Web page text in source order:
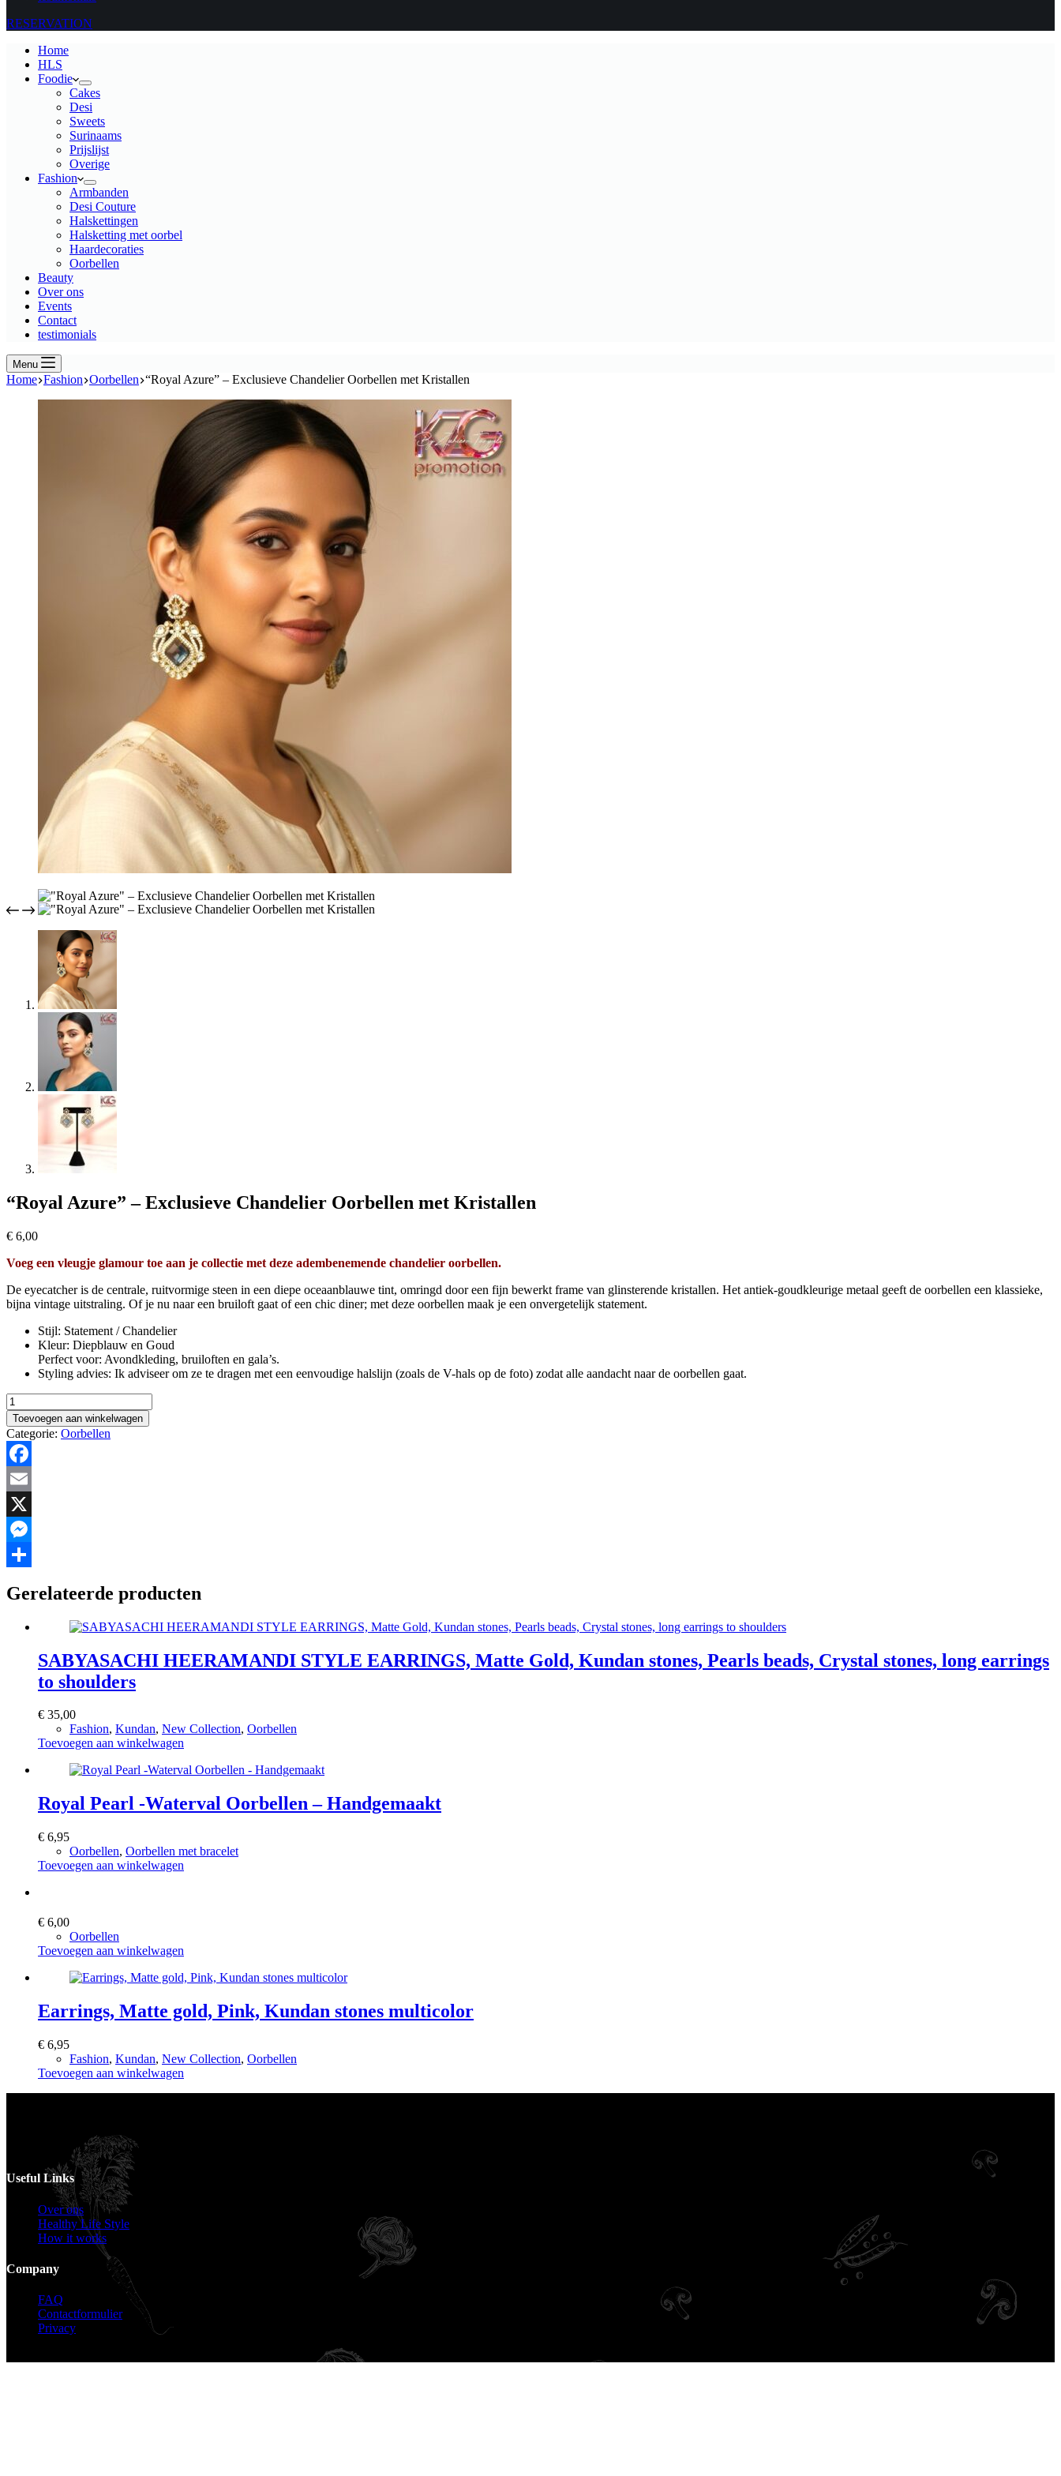
RESERVATION
Home
HLS
Foodie
Cakes
Desi
Sweets
Surinaams
Prijslijst
Overige
Fashion
Armbanden
Desi Couture
Halskettingen
Halsketting met oorbel
Haardecoraties
Oorbellen
Beauty
Over ons
Events
Contact
testimonials
Menu
Home Fashion Oorbellen “Royal Azure” – Exclusieve Chandelier Oorbellen met Kristallen
“Royal Azure” – Exclusieve Chandelier Oorbellen met Kristallen
€ 6,00
Voeg een vleugje glamour toe aan je collectie met deze adembenemende chandelier oorbellen.
De eyecatcher is de centrale, ruitvormige steen in een diepe oceaanblauwe tint, omringd door een fijn bewerkt frame van glinsterende kristallen. Het antiek-goudkleurige metaal geeft de oorbellen een klassieke,
bijna vintage uitstraling. Of je nu naar een bruiloft gaat of een chic diner; met deze oorbellen maak je een onvergetelijk statement.
​Stijl: Statement / Chandelier
​Kleur: Diepblauw en Goud
​Perfect voor: Avondkleding, bruiloften en gala’s.
Styling advies: Ik adviseer om ze te dragen met een eenvoudige halslijn (zoals de V-hals op de foto) zodat alle aandacht naar de oorbellen gaat.
"Royal
Azure"
–
Exclusieve
Chandelier
Oorbellen
met
Kristallen
hoeveelheid
Toevoegen aan winkelwagen
Categorie: Oorbellen
Facebook
Email
X
Messenger
Gerelateerde producten
SABYASACHI HEERAMANDI STYLE EARRINGS, Matte Gold, Kundan stones, Pearls beads, Crystal stones, long earrings
to shoulders
€ 35,00
Fashion, Kundan, New Collection, Oorbellen
Toevoegen aan winkelwagen
Royal Pearl -Waterval Oorbellen – Handgemaakt
€ 6,95
Oorbellen, Oorbellen met bracelet
Toevoegen aan winkelwagen
€ 6,00
Oorbellen
Toevoegen aan winkelwagen
Earrings, Matte gold, Pink, Kundan stones multicolor
€ 6,95
Fashion, Kundan, New Collection, Oorbellen
Toevoegen aan winkelwagen
Voor catering opgeven 30 dagen van te voren.
Useful Links
Over ons
Healthy Life Style
How it works
Company
FAQ
Contactformulier
Privacy